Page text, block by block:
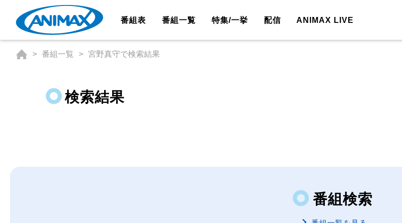
番組表 番組一覧 特集/一挙 配信 ANIMAX LIVE
番組一覧 宮野真守で検索結果
検索結果
番組検索